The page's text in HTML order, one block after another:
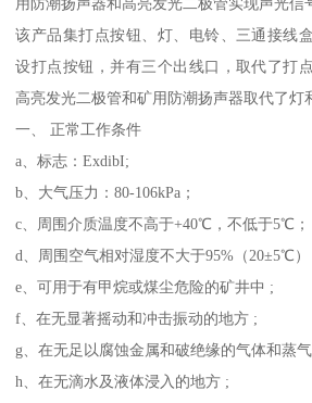
该产品集打点按钮、灯、电铃、三通接线
设打点按钮，并有三个出线口，取代了打
高亮发光二极管和矿用防潮扬声器取代了灯
一、 正常工作条件
a、标志：ExdibI;
b、大气压力：80-106kPa；
c、周围介质温度不高于+40℃，不低于5℃；
d、周围空气相对湿度不大于95%（20±5℃）
e、可用于有甲烷或煤尘危险的矿井中 ;
f、在无显著摇动和冲击振动的地方 ;
g、在无足以腐蚀金属和破绝缘的气体和蒸
h、在无滴水及液体浸入的地方 ;